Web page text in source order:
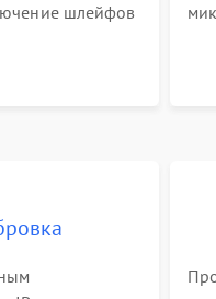
шлейфов
плат от